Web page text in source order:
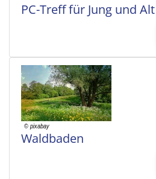
PC-Treff für Jung und Alt
Waldbaden